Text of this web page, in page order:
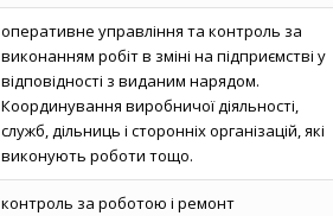
оперативне управління та контроль за
виконанням робіт в зміні на підприємстві у
відповідності з виданим нарядом.
Координування виробничої діяльності,
служб, дільниць і сторонніх організацій, які
виконують роботи тощо.
контроль за роботою і ремонт